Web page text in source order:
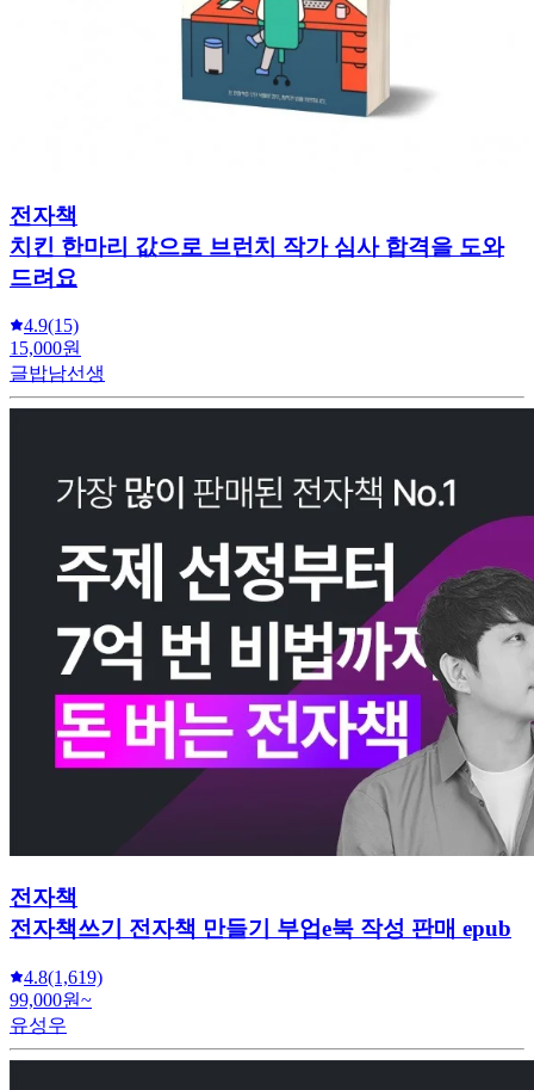
전자책
치킨 한마리 값으로 브런치 작가 심사 합격을 도와
드려요
4.9(15)
15,000원
글밥남선생
전자책
전자책쓰기 전자책 만들기 부업e북 작성 판매 epub
4.8(1,619)
99,000원~
유성우